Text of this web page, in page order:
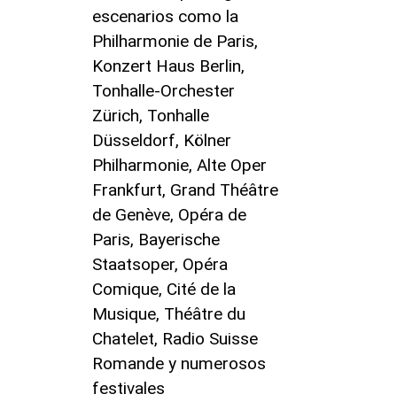
escenarios como la
Philharmonie de Paris,
Konzert Haus Berlin,
Tonhalle-Orchester
Zürich, Tonhalle
Düsseldorf, Kölner
Philharmonie, Alte Oper
Frankfurt, Grand Théâtre
de Genève, Opéra de
Paris, Bayerische
Staatsoper, Opéra
Comique, Cité de la
Musique, Théâtre du
Chatelet, Radio Suisse
Romande y numerosos
festivales